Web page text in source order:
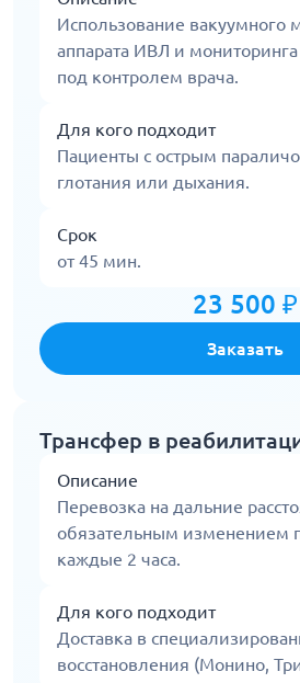
Использование вакуумного
аппарата ИВЛ и
под контролем врача.
Для кого подходит
Пациенты с острым
глотания или дыхания.
Срок
от 45 мин.
23 500 ₽
Заказать
Трансфер в
Описание
Перевозка на дальние
обязательным изменением
каждые 2 часа.
Для кого подходит
Доставка в
восстановления (Монино,